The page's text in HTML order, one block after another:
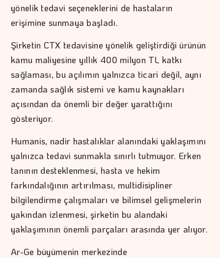
yönelik tedavi seçeneklerini de hastaların
erişimine sunmaya başladı.
Şirketin CTX tedavisine yönelik geliştirdiği ürünün
kamu maliyesine yıllık 400 milyon TL katkı
sağlaması, bu açılımın yalnızca ticari değil, aynı
zamanda sağlık sistemi ve kamu kaynakları
açısından da önemli bir değer yarattığını
gösteriyor.
Humanis, nadir hastalıklar alanındaki yaklaşımını
yalnızca tedavi sunmakla sınırlı tutmuyor. Erken
tanının desteklenmesi, hasta ve hekim
farkındalığının artırılması, multidisipliner
bilgilendirme çalışmaları ve bilimsel gelişmelerin
yakından izlenmesi, şirketin bu alandaki
yaklaşımının önemli parçaları arasında yer alıyor.
Ar-Ge büyümenin merkezinde